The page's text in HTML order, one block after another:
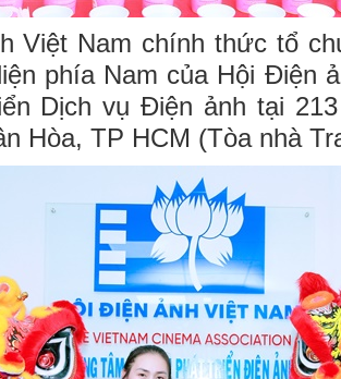
Việt Nam chính thức tổ
phía Nam của Hội Điện
Dịch vụ Điện ảnh tại
Hòa, TP HCM (Tòa nhà